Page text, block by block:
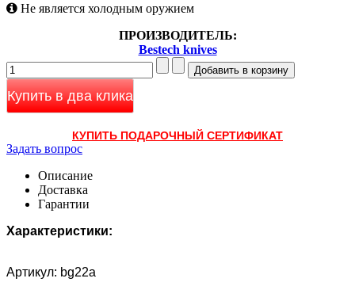
Не является холодным оружием
ПРОИЗВОДИТЕЛЬ:
Bestech knives
Купить в два клика
КУПИТЬ ПОДАРОЧНЫЙ СЕРТИФИКАТ
Задать вопрос
Описание
Доставка
Гарантии
Характеристики:
Артикул: bg22a